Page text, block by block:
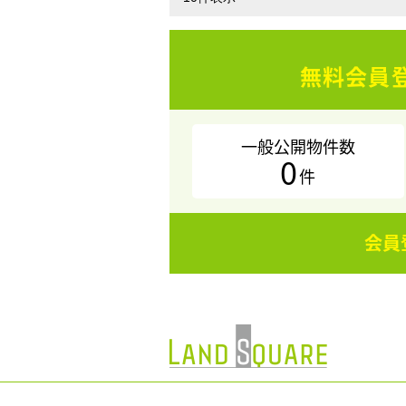
無料会員
一般公開物件数
0件
会